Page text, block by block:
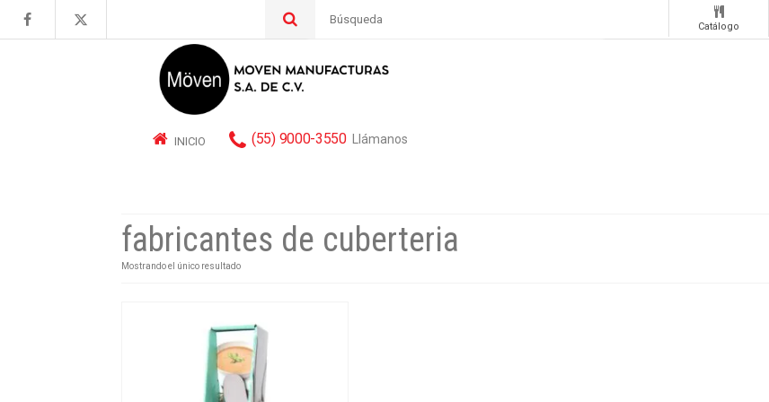
por:
Catálogo
INICIO (55) 9000-3550 Llámanos
fabricantes de cuberteria
Mostrando el único resultado